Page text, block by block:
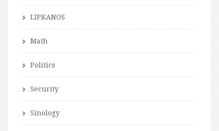
LIPKANOS
Math
Politics
Security
Sinology